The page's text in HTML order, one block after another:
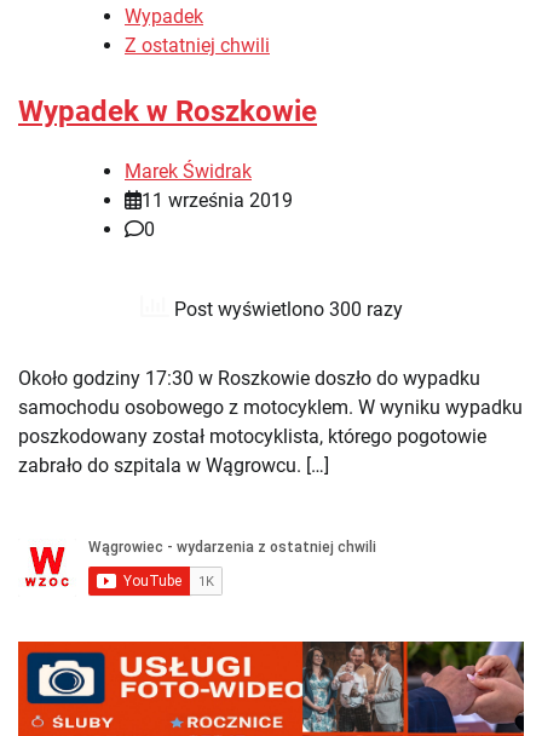
Wypadek
Z ostatniej chwili
Wypadek w Roszkowie
Marek Świdrak
11 września 2019
0
Post wyświetlono 300 razy
Około godziny 17:30 w Roszkowie doszło do wypadku
samochodu osobowego z motocyklem. W wyniku wypadku
poszkodowany został motocyklista, którego pogotowie
zabrało do szpitala w Wągrowcu. […]